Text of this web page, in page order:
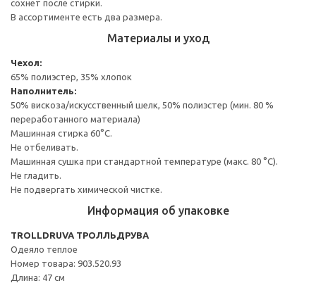
сохнет после стирки.
В ассортименте есть два размера.
Материалы и уход
Чехол:
65% полиэстер, 35% хлопок
Наполнитель:
50% вискоза/искусственный шелк, 50% полиэстер (мин. 80 %
переработанного материала)
Машинная стирка 60°С.
Не отбеливать.
Машинная сушка при стандартной температуре (макс. 80 °C).
Не гладить.
Не подвергать химической чистке.
Информация об упаковке
TROLLDRUVA ТРОЛЛЬДРУВА
Одеяло теплое
Номер товара: 903.520.93
Длина: 47 см